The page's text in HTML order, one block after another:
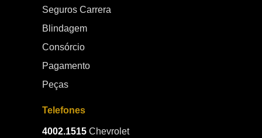
Seguros Carrera
Blindagem
Consórcio
Pagamento
Peças
Telefones
4002.1515 Chevrolet